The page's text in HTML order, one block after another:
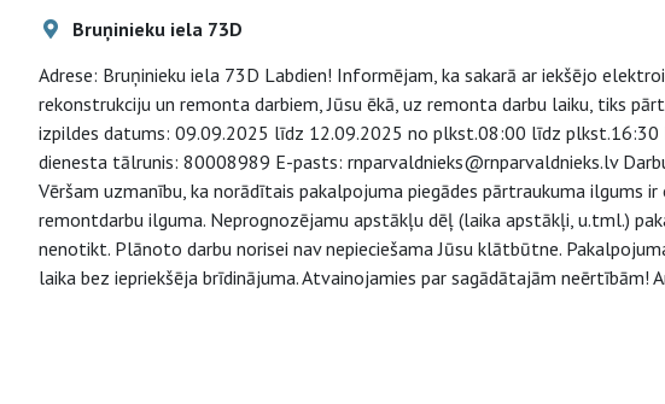
Bruņinieku iela 73D
Adrese: Bruņinieku iela 73D Labdien! Informējam, ka sakarā ar iekšējo
rekonstrukciju un remonta darbiem, Jūsu ēkā, uz remonta darbu laiku, tiks
izpildes datums: 09.09.2025 līdz 12.09.2025 no plkst.08:00 līdz
dienesta tālrunis: 80008989 E-pasts: rnparvaldnieks@rnparvaldnieks.lv
Vēršam uzmanību, ka norādītais pakalpojuma piegādes pārtraukuma ilgums
remontdarbu ilguma. Neprognozējamu apstākļu dēļ (laika apstākļi, u.tml.)
nenotikt. Plānoto darbu norisei nav nepieciešama Jūsu klātbūtne.
laika bez iepriekšēja brīdinājuma. Atvainojamies par sagādātajām neērtībām!